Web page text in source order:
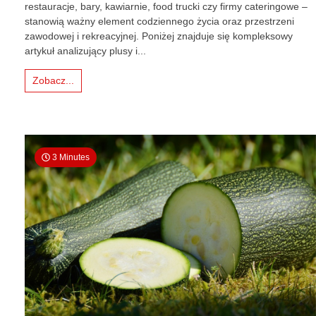
–
potrzeby
restauracje, bary, kawiarnie, food trucki czy firmy cateringowe –
stanowią ważny element codziennego życia oraz przestrzeni
zawodowej i rekreacyjnej. Poniżej znajduje się kompleksowy
artykuł analizujący plusy i...
Zobacz...
3 Minutes